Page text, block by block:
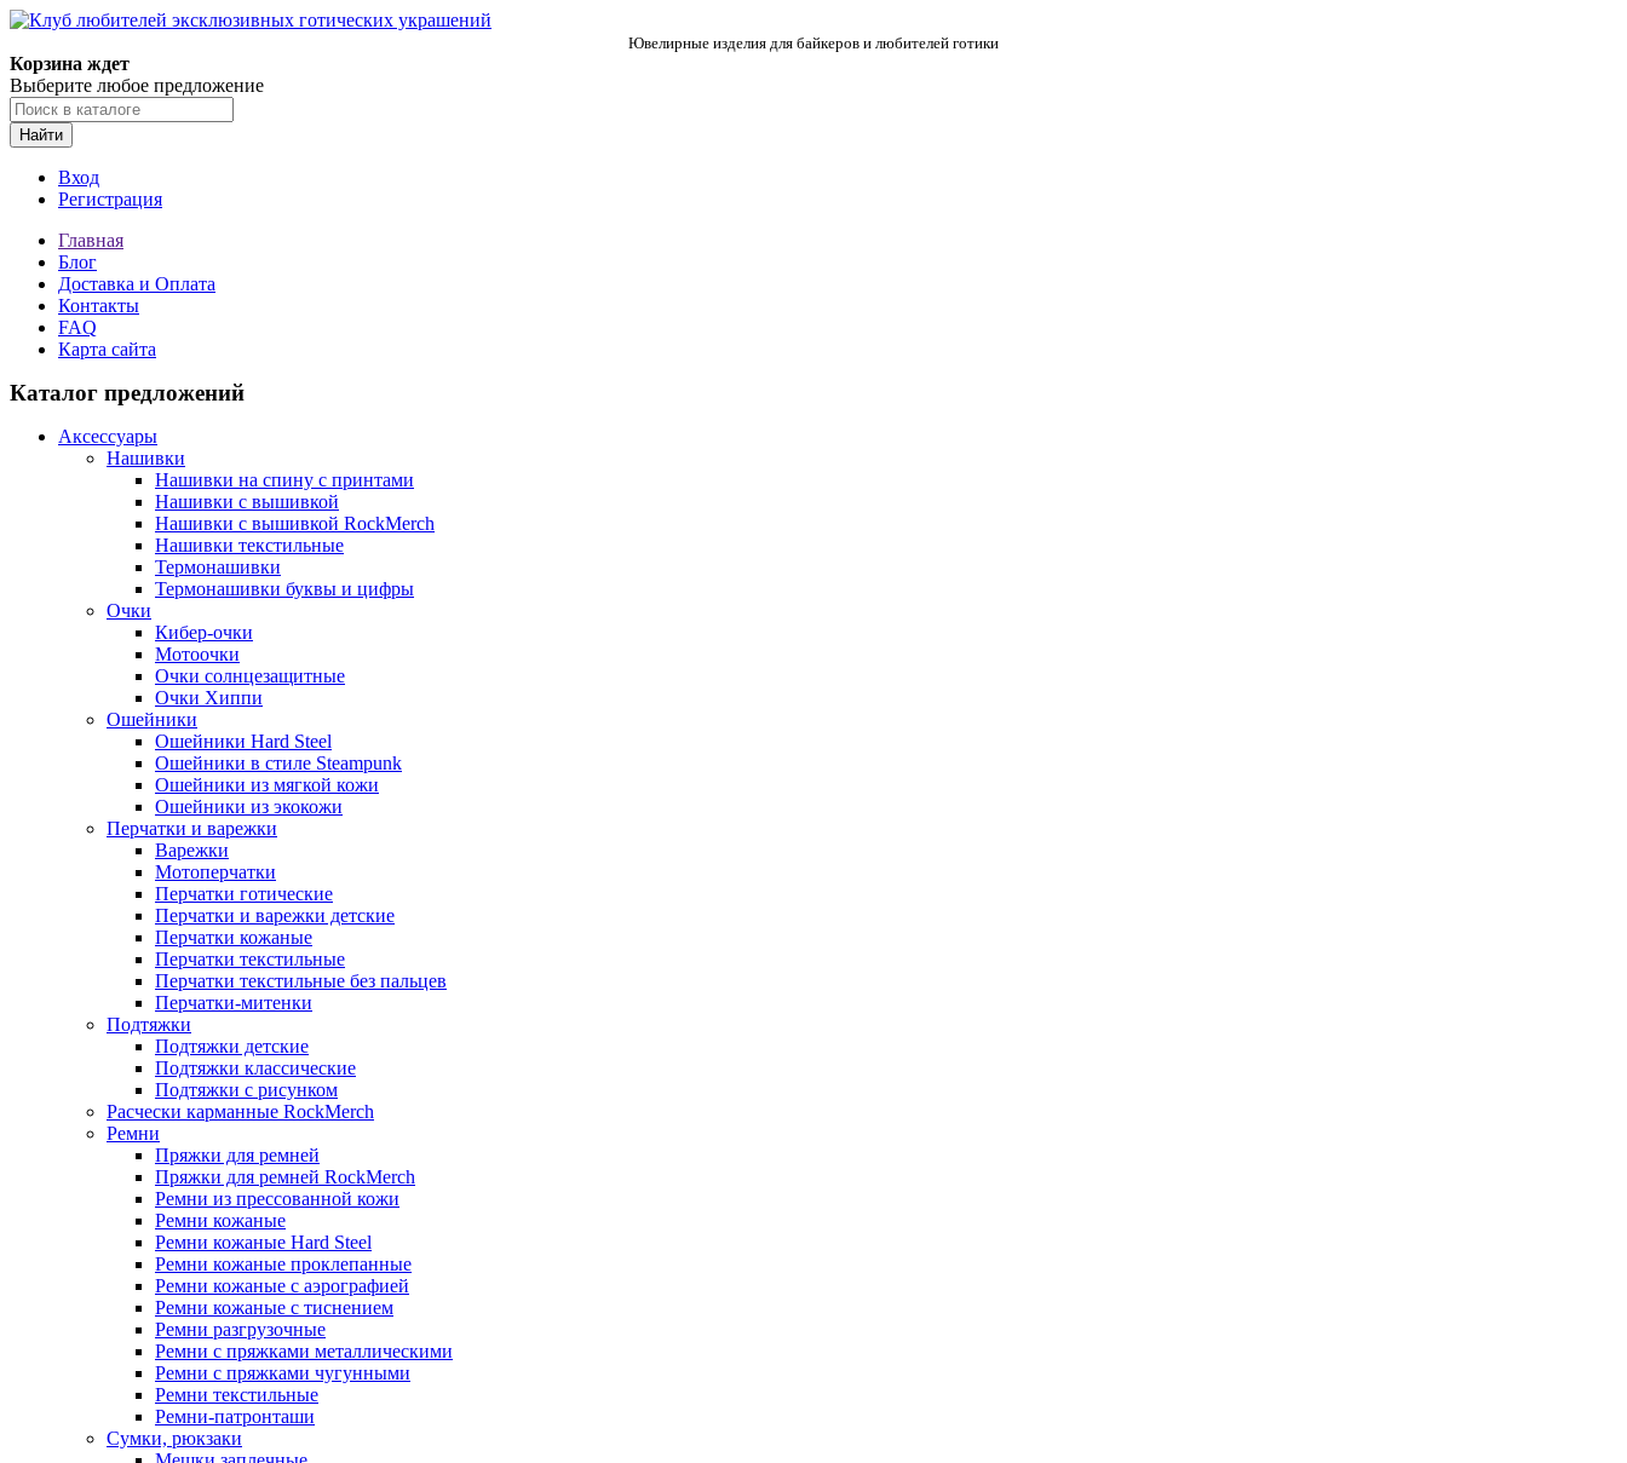
Ювелирные изделия для байкеров и любителей готики
Корзина ждет
Выберите любое предложение
Найти
Вход
Регистрация
Главная
Блог
Доставка и Оплата
Контакты
FAQ
Карта сайта
Каталог предложений
Аксессуары
Нашивки
Нашивки на спину с принтами
Нашивки с вышивкой
Нашивки с вышивкой RockMerch
Нашивки текстильные
Термонашивки
Термонашивки буквы и цифры
Очки
Кибер-очки
Мотоочки
Очки солнцезащитные
Очки Хиппи
Ошейники
Ошейники Hard Steel
Ошейники в стиле Steampunk
Ошейники из мягкой кожи
Ошейники из экокожи
Перчатки и варежки
Варежки
Мотоперчатки
Перчатки готические
Перчатки и варежки детские
Перчатки кожаные
Перчатки текстильные
Перчатки текстильные без пальцев
Перчатки-митенки
Подтяжки
Подтяжки детские
Подтяжки классические
Подтяжки с рисунком
Расчески карманные RockMerch
Ремни
Пряжки для ремней
Пряжки для ремней RockMerch
Ремни из прессованной кожи
Ремни кожаные
Ремни кожаные Hard Steel
Ремни кожаные проклепанные
Ремни кожаные с аэрографией
Ремни кожаные с тиснением
Ремни разгрузочные
Ремни с пряжками металлическими
Ремни с пряжками чугунными
Ремни текстильные
Ремни-патронташи
Сумки, рюкзаки